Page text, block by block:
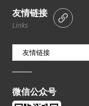
友情链接
Links
友情链接
微信公众号